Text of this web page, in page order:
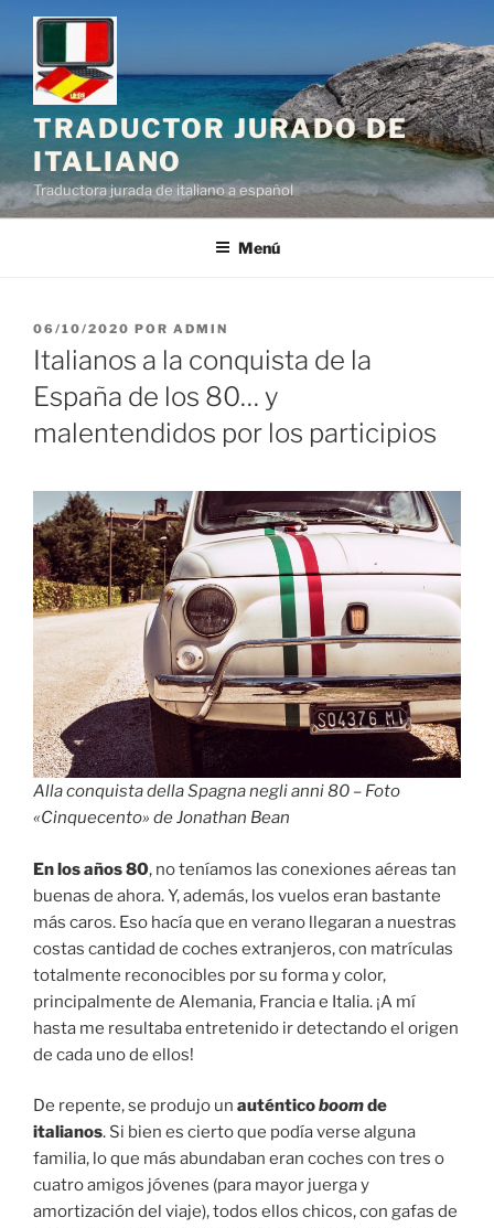
Saltar
contenido
TRADUCTOR JURADO DE
ITALIANO
Traductora jurada de italiano a español
Menú
PUBLICADO
EL
06/10/2020 POR ADMIN
Italianos a la conquista de la
España de los 80… y
malentendidos por los participios
Alla conquista della Spagna negli anni 80 – Foto
«Cinquecento» de Jonathan Bean
En los años 80, no teníamos las conexiones aéreas tan
buenas de ahora. Y, además, los vuelos eran bastante
más caros. Eso hacía que en verano llegaran a nuestras
costas cantidad de coches extranjeros, con matrículas
totalmente reconocibles por su forma y color,
principalmente de Alemania, Francia e Italia. ¡A mí
hasta me resultaba entretenido ir detectando el origen
de cada uno de ellos!
De repente, se produjo un auténticoboomde
italianos. Si bien es cierto que podía verse alguna
familia, lo que más abundaban eran coches con tres o
cuatro amigos jóvenes (para mayor juerga y
amortización del viaje), todos ellos chicos, con gafas de